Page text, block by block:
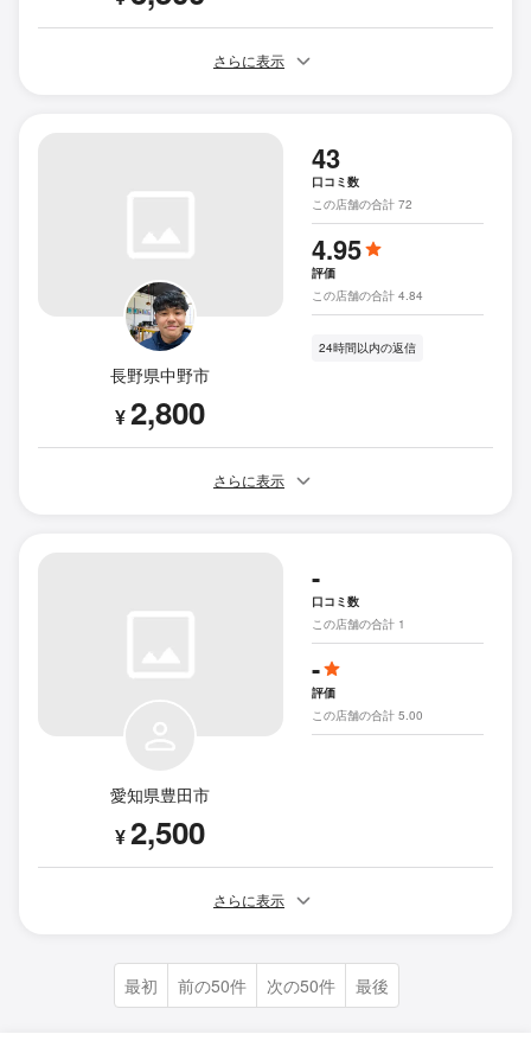
さらに表示
長野県中野市
¥2,800
43
口コミ数
この店舗の合計 72
4.95
評価
この店舗の合計 4.84
24時間以内の返信
さらに表示
愛知県豊田市
¥2,500
-
口コミ数
この店舗の合計 1
-
評価
この店舗の合計 5.00
さらに表示
最初 前の50件 次の50件 最後